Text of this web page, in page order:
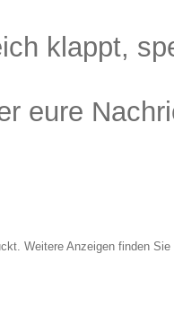
klappt,
eure
Weitere Anzeigen finden